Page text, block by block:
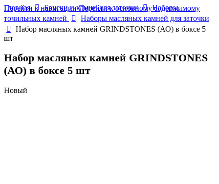
Перейти к навигацииПерейти к основному содержимому
Главная Бруски и камни для заточки
Наборы
точильных камней
Наборы масляных камней для заточки
Набор масляных камней GRINDSTONES (АО) в боксе 5
шт
Набор масляных камней GRINDSTONES
(АО) в боксе 5 шт
Новый